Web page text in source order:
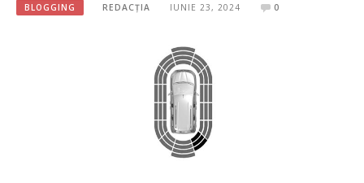
BLOGGING REDACȚIA IUNIE 23, 2024 0